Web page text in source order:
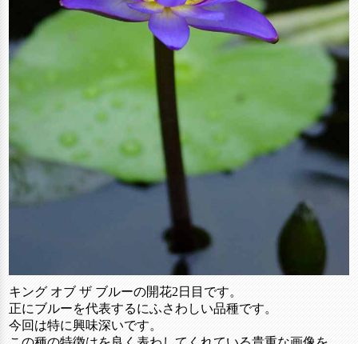
キング オブ ザ ブルーの開花2日目です。
正にブルーを代表するにふさわしい品種です。
今回は特に興味深いです。